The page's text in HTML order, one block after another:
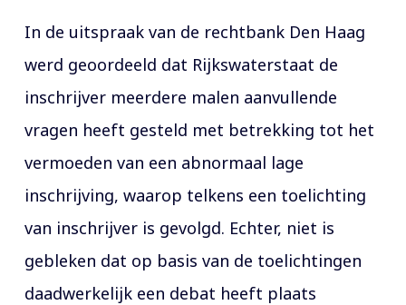
In de uitspraak van de rechtbank Den Haag
werd geoordeeld dat Rijkswaterstaat de
inschrijver meerdere malen aanvullende
vragen heeft gesteld met betrekking tot het
vermoeden van een abnormaal lage
inschrijving, waarop telkens een toelichting
van inschrijver is gevolgd. Echter, niet is
gebleken dat op basis van de toelichtingen
daadwerkelijk een debat heeft plaats